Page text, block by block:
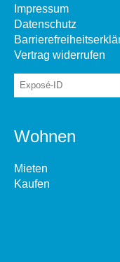
Impressum
Datenschutz
Vertrag widerrufen
Wohnen
Mieten
Kaufen